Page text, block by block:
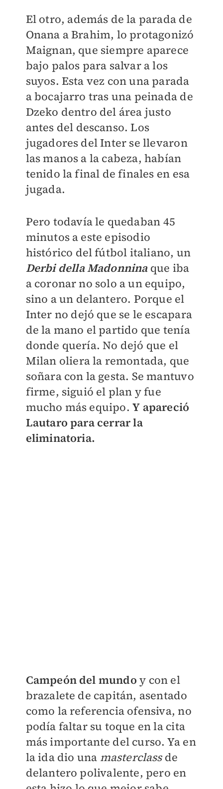
El otro, además de la parada de
Onana a Brahim, lo protagonizó
Maignan, que siempre aparece
bajo palos para salvar a los
suyos. Esta vez con una parada
a bocajarro tras una peinada de
Dzeko dentro del área justo
antes del descanso. Los
jugadores del Inter se llevaron
las manos a la cabeza, habían
tenido la final de finales en esa
jugada.
Pero todavía le quedaban 45
minutos a este episodio
histórico del fútbol italiano, un
Derbi della Madonninaque iba
a coronar no solo a un equipo,
sino a un delantero. Porque el
Inter no dejó que se le escapara
de la mano el partido que tenía
donde quería. No dejó que el
Milan oliera la remontada, que
soñara con la gesta. Se mantuvo
firme, siguió el plan y fue
mucho más equipo.Y apareció
Lautaro para cerrar la
eliminatoria.
Campeón del mundo y con el
brazalete de capitán, asentado
como la referencia ofensiva, no
podía faltar su toque en la cita
más importante del curso. Ya en
la ida dio una masterclassde
delantero polivalente, pero en